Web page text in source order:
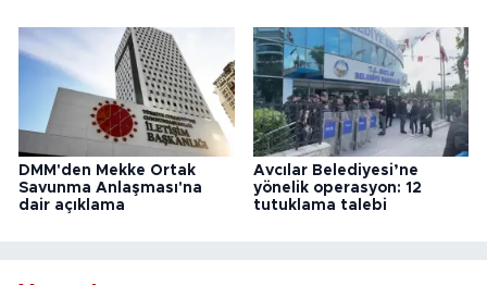
DMM'den Mekke Ortak
Savunma Anlaşması'na
dair açıklama
Avcılar Belediyesi’ne
yönelik operasyon: 12
tutuklama talebi